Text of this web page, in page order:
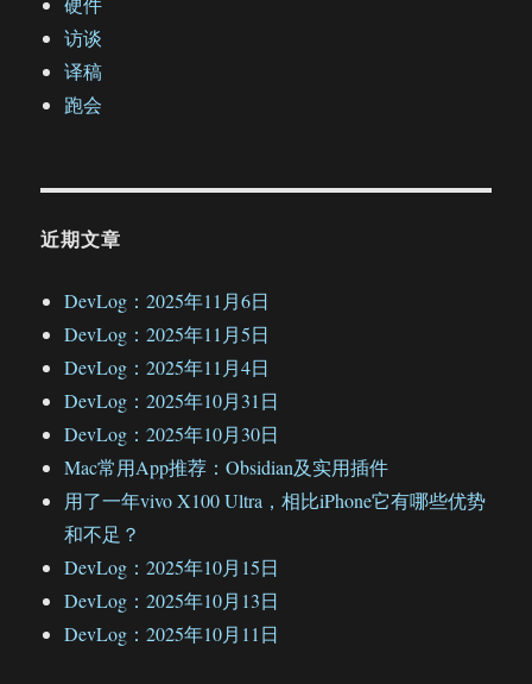
访谈
译稿
跑会
近期文章
DevLog：2025年11月6日
DevLog：2025年11月5日
DevLog：2025年11月4日
DevLog：2025年10月31日
DevLog：2025年10月30日
Mac常用App推荐：Obsidian及实用插件
用了一年vivo X100 Ultra，相比iPhone它有哪些优势
和不足？
DevLog：2025年10月15日
DevLog：2025年10月13日
DevLog：2025年10月11日